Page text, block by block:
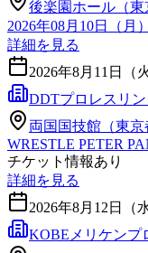
後楽園ホール（東
2026年08月10日（月）
詳細を見る
2026年8月11日（火
DDTプロレスリ
両国国技館（東京
WRESTLE PETER
チケット情報あり
詳細を見る
2026年8月12日（水
KOBEメリケンプ